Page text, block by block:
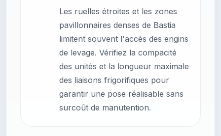
Les ruelles étroites et les zones
pavillonnaires denses de Bastia
limitent souvent l'accès des engins
de levage. Vérifiez la compacité
des unités et la longueur maximale
des liaisons frigorifiques pour
garantir une pose réalisable sans
surcoût de manutention.